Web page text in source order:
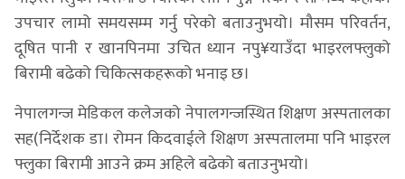
उपचार लामो समयसम्म गर्नु परेको बताउनुभयो। मौसम परिवर्तन,
दूषित पानी र खानपिनमा उचित ध्यान नपु¥याउँदा भाइरलफ्लुको
बिरामी बढेको चिकित्सकहरूको भनाइ छ।
नेपालगन्ज मेडिकल कलेजको नेपालगन्जस्थित शिक्षण अस्पतालका
सह(निर्देशक डा। रोमन किदवाईले शिक्षण अस्पतालमा पनि भाइरल
फ्लुका बिरामी आउने क्रम अहिले बढेको बताउनुभयो।